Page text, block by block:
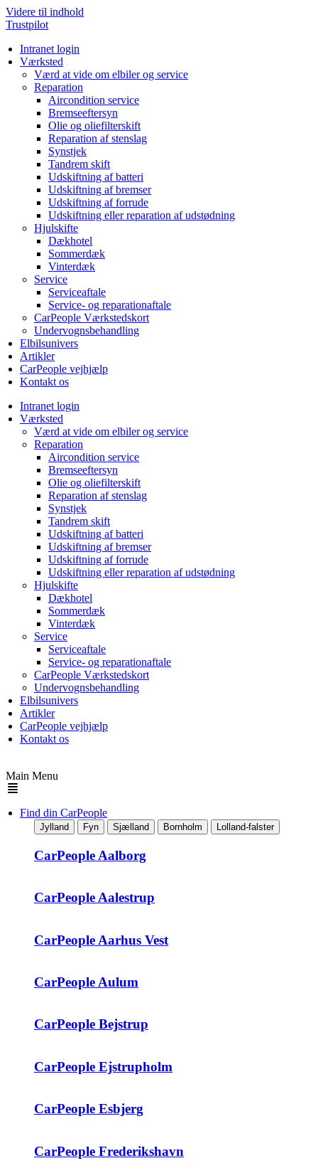
Videre til indhold
Trustpilot
Intranet login
Værksted
Værd at vide om elbiler og service
Reparation
Aircondition service
Bremseeftersyn
Olie og oliefilterskift
Reparation af stenslag
Synstjek
Tandrem skift
Udskiftning af batteri
Udskiftning af bremser
Udskiftning af forrude
Udskiftning eller reparation af udstødning
Hjulskifte
Dækhotel
Sommerdæk
Vinterdæk
Service
Serviceaftale
Service- og reparationaftale
CarPeople Værkstedskort
Undervognsbehandling
Elbilsunivers
Artikler
CarPeople vejhjælp
Kontakt os
Intranet login
Værksted
Værd at vide om elbiler og service
Reparation
Aircondition service
Bremseeftersyn
Olie og oliefilterskift
Reparation af stenslag
Synstjek
Tandrem skift
Udskiftning af batteri
Udskiftning af bremser
Udskiftning af forrude
Udskiftning eller reparation af udstødning
Hjulskifte
Dækhotel
Sommerdæk
Vinterdæk
Service
Serviceaftale
Service- og reparationaftale
CarPeople Værkstedskort
Undervognsbehandling
Elbilsunivers
Artikler
CarPeople vejhjælp
Kontakt os
Main Menu
Find din CarPeople
Jylland Fyn Sjælland Bornholm Lolland-falster
CarPeople Aalborg
CarPeople Aalestrup
CarPeople Aarhus Vest
CarPeople Aulum
CarPeople Bejstrup
CarPeople Ejstrupholm
CarPeople Esbjerg
CarPeople Frederikshavn